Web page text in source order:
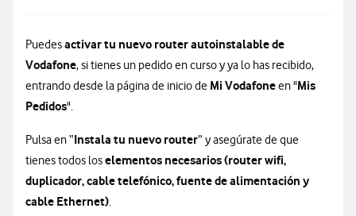
Puedesactivar tu nuevo router autoinstalable de
Vodafone, si tienes un pedido en curso y ya lo has recibido,
entrando desde la página de inicio de Mi Vodafoneen "Mis
Pedidos".
Pulsa en “Instala tu nuevo router” y asegúrate de que
tienes todos loselementos necesarios (router wifi,
duplicador, cable telefónico, fuente de alimentación y
cable Ethernet).